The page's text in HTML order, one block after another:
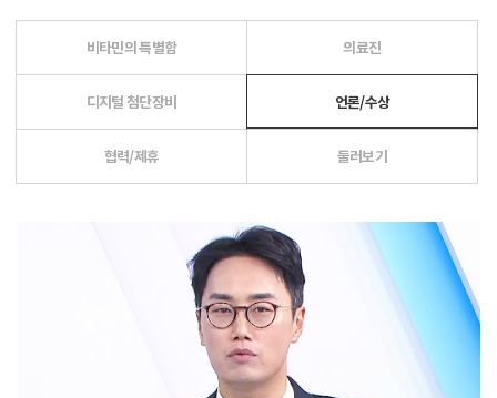
비타민의 특별함 의료진
디지털 첨단장비 언론/수상
협력/제휴 둘러보기